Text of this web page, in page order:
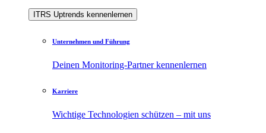
ITRS Uptrends kennenlernen
Unternehmen und Führung
Deinen Monitoring-Partner kennenlernen
Karriere
Wichtige Technologien schützen – mit uns